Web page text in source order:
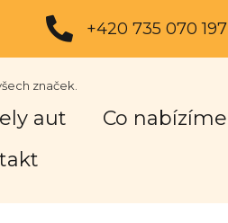
+420 735 070 197
značek.
aut
Co nabízíme